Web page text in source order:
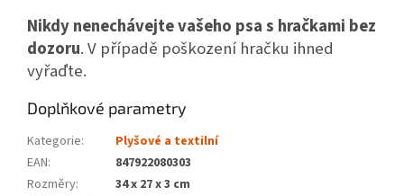
Nikdy nenechávejte vašeho psa s hračkami bez
dozoru. V případě poškození hračku ihned
vyřaďte.
Doplňkové parametry
Kategorie:
Plyšové a textilní
EAN:
847922080303
Rozměry:
34 x 27 x 3 cm